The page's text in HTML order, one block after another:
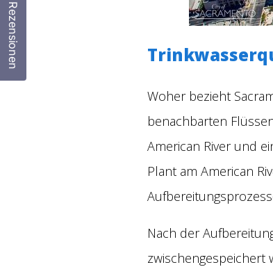
Woher bezieht
benachbarten
American River und
Plant am American
Nach der
zwischengespeichert
Rezensionen